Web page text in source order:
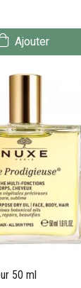
Ajouter
50 ml